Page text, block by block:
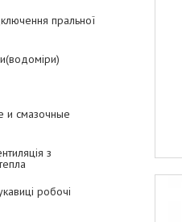
пральної
и смазочные
з
робочі